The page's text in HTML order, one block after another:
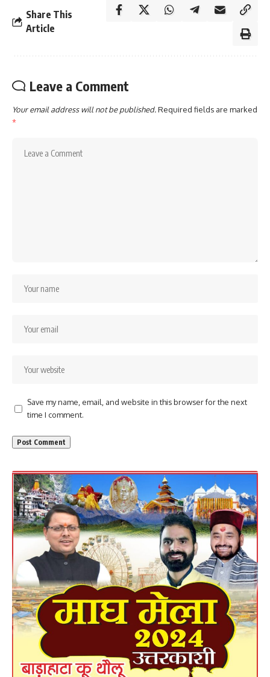
Share This
Article
Leave a Comment
Your email address will not be published.Required fields are marked
*
Save my name, email, and website in this browser for the next
time I comment.